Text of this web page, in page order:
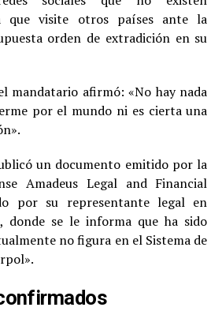
que visite otros países ante la
orden de extradición en su
mandatario afirmó: «No hay nada
por el mundo ni es cierta una
un documento emitido por la
Amadeus Legal and Financial
por su representante legal en
donde se le informa que ha sido
no figura en el Sistema de